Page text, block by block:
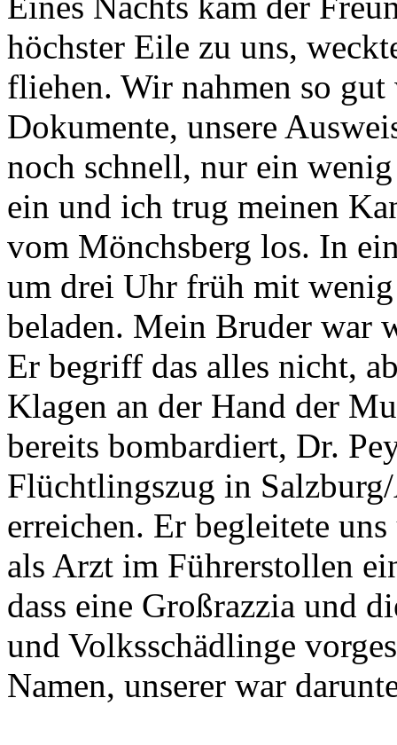
höchster Eile zu uns,
fliehen. Wir nahmen so
Dokumente, unsere
noch schnell, nur ein
ein und ich trug meinen
vom Mönchsberg los. In
um drei Uhr früh mit
beladen. Mein Bruder war
Er begriff das alles nicht,
Klagen an der Hand der
bereits bombardiert, Dr.
Flüchtlingszug in
erreichen. Er begleitete
als Arzt im Führerstollen
dass eine Großrazzia und
und Volksschädlinge
Namen, unserer war